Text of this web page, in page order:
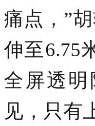
痛点， ”
伸至6.75
全屏透
见，只有